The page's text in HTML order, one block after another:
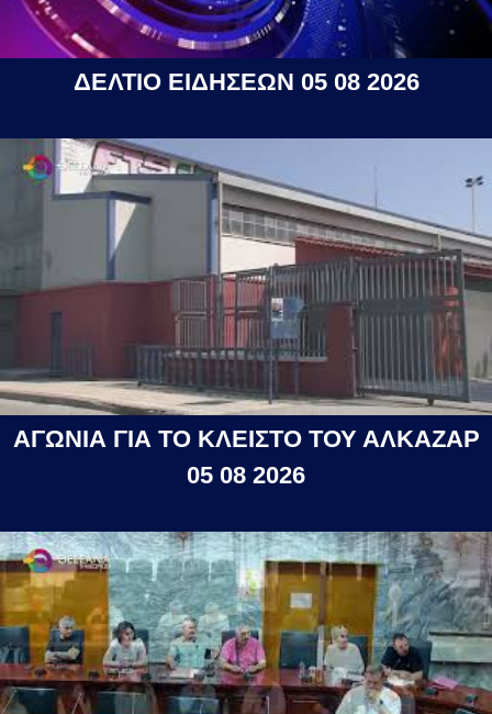
ΔΕΛΤΙΟ ΕΙΔΗΣΕΩΝ 05 08 2026
ΑΓΩΝΙΑ ΓΙΑ ΤΟ ΚΛΕΙΣΤΟ ΤΟΥ ΑΛΚΑΖΑΡ
05 08 2026